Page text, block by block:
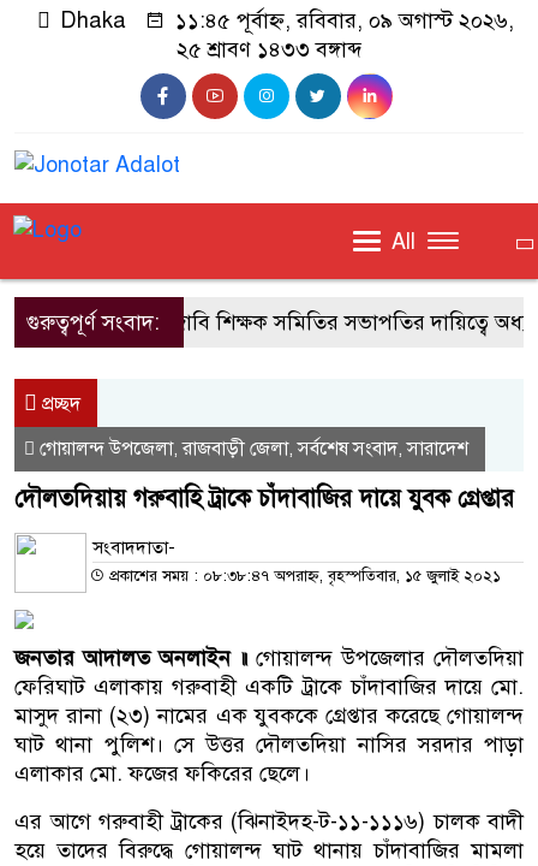
Dhaka
১১:৪৫ পূর্বাহ্ন, রবিবার, ০৯ অগাস্ট ২০২৬,
২৫ শ্রাবণ ১৪৩৩ বঙ্গাব্দ
All
গুরুত্বপূর্ণ সংবাদ:জাবি শিক্ষক সমিতির সভাপতির দায়িত্বে
প্রচ্ছদ
গোয়ালন্দ উপজেলা,রাজবাড়ী জেলা,সর্বশেষ সংবাদ,সারাদেশ
দৌলতদিয়ায় গরুবাহি ট্রাকে চাঁদাবাজির দায়ে যুবক গ্রেপ্তার
সংবাদদাতা-
প্রকাশের সময় : ০৮:৩৮:৪৭ অপরাহ্ন, বৃহস্পতিবার, ১৫ জুলাই ২০২১
জনতার আদালত অনলাইন ॥ গোয়ালন্দ উপজেলার দৌলতদিয়া
ফেরিঘাট এলাকায় গরুবাহী একটি ট্রাকে চাঁদাবাজির দায়ে মো.
মাসুদ রানা (২৩) নামের এক যুবককে গ্রেপ্তার করেছে গোয়ালন্দ
ঘাট থানা পুলিশ। সে উত্তর দৌলতদিয়া নাসির সরদার পাড়া
এলাকার মো. ফজের ফকিরের ছেলে।
এর আগে গরুবাহী ট্রাকের (ঝিনাইদহ-ট-১১-১১১৬) চালক বাদী
হয়ে তাদের বিরুদ্ধে গোয়ালন্দ ঘাট থানায় চাঁদাবাজির মামলা